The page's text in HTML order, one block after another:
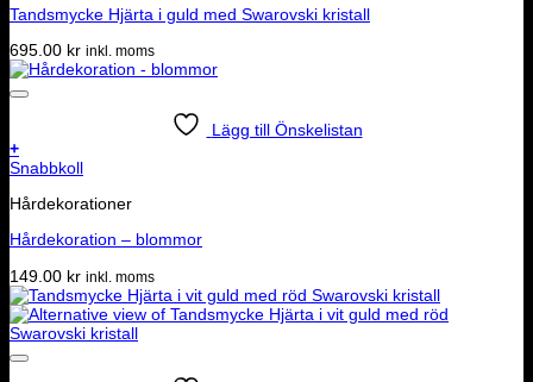
Tandsmycke Hjärta i guld med Swarovski kristall
695.00 kr inkl. moms
Lägg till Önskelistan
+
Snabbkoll
Hårdekorationer
Hårdekoration – blommor
149.00 kr inkl. moms